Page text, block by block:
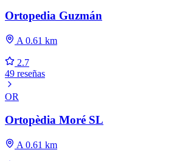
Ortopedia Guzmán
A 0.61 km
2.7
49 reseñas
OR
Ortopèdia Moré SL
A 0.61 km